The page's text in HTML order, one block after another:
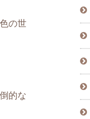
の世
的な